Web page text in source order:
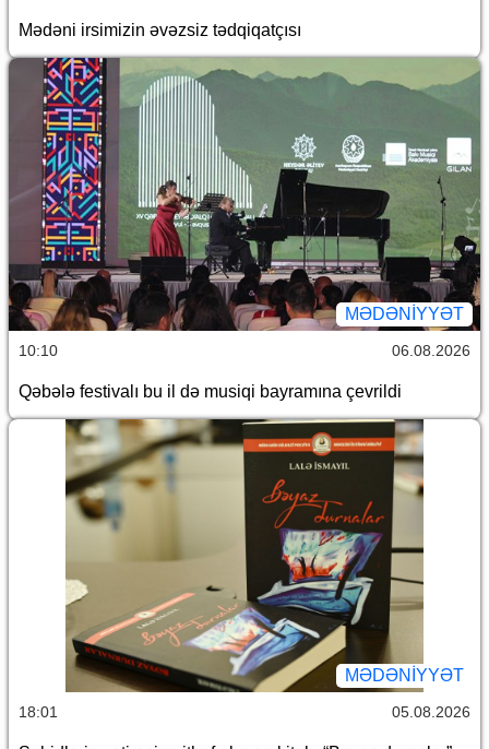
Mədəni irsimizin əvəzsiz tədqiqatçısı
MƏDƏNIYYƏT
10:10 06.08.2026
Qəbələ festivalı bu il də musiqi bayramına çevrildi
MƏDƏNIYYƏT
18:01 05.08.2026